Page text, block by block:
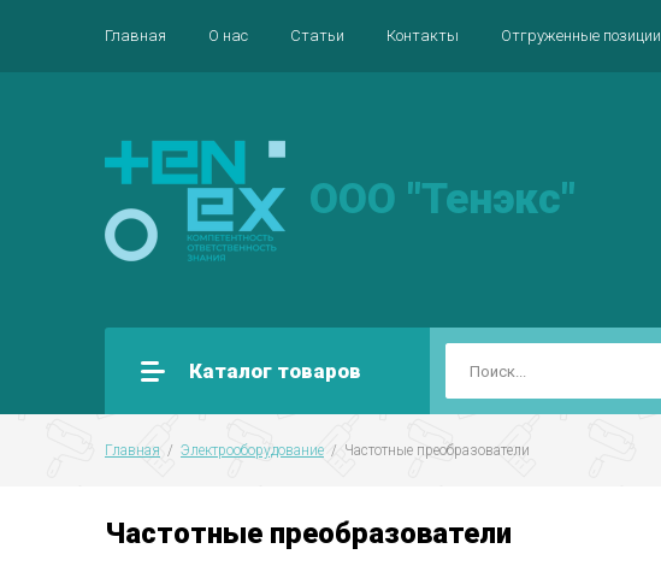
Главная О нас Статьи Контакты Отгруженные позиции
ООО "Тенэкс"
Каталог товаров
Главная
  /
Электрооборудование
  /  Частотные преобразователи
Частотные преобразователи